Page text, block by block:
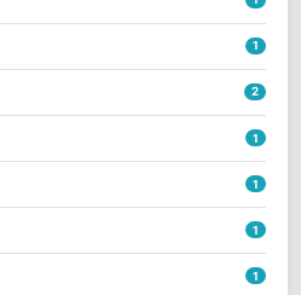
1
2
1
1
1
1